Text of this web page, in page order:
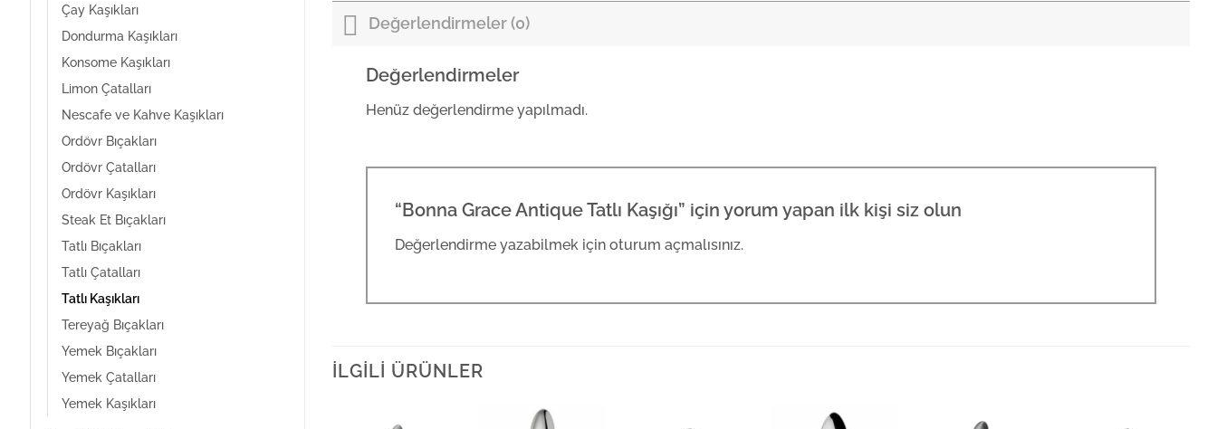
Çay Kaşıkları
Dondurma Kaşıkları
Konsome Kaşıkları
Limon Çatalları
Nescafe ve Kahve Kaşıkları
Ordövr Bıçakları
Ordövr Çatalları
Ordövr Kaşıkları
Steak Et Bıçakları
Tatlı Bıçakları
Tatlı Çatalları
Tatlı Kaşıkları
Tereyağ Bıçakları
Yemek Bıçakları
Yemek Çatalları
Yemek Kaşıkları
Değerlendirmeler (0)
Değerlendirmeler
Henüz değerlendirme yapılmadı.
“Bonna Grace Antique Tatlı Kaşığı” için yorum yapan ilk kişi siz olun
Değerlendirme yazabilmek için oturum açmalısınız.
İLGILI ÜRÜNLER